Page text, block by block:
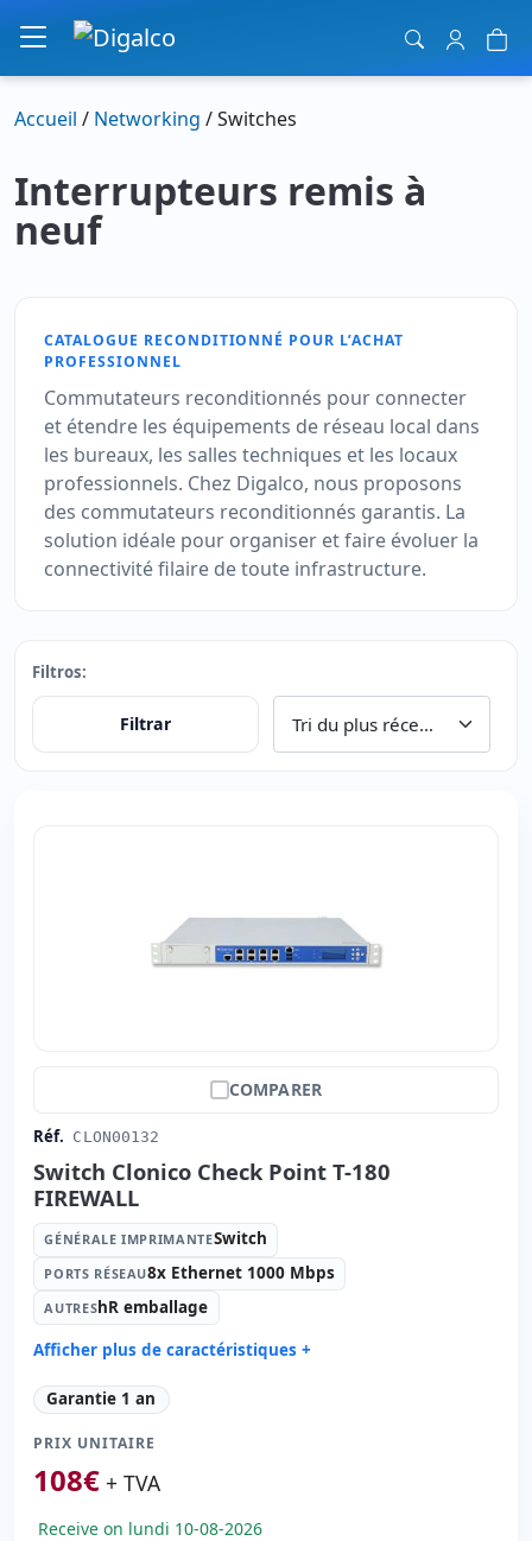
Navigation principale
Accueil / Networking / Switches
Interrupteurs remis à
neuf
CATALOGUE RECONDITIONNÉ POUR L’ACHAT
PROFESSIONNEL
Commutateurs reconditionnés pour connecter
et étendre les équipements de réseau local dans
les bureaux, les salles techniques et les locaux
professionnels. Chez Digalco, nous proposons
des commutateurs reconditionnés garantis. La
solution idéale pour organiser et faire évoluer la
connectivité filaire de toute infrastructure.
Filtros:
Filtrar
COMPARER
Réf. CLON00132
Switch Clonico Check Point T-180
FIREWALL
GÉNÉRALE IMPRIMANTESwitch
PORTS RÉSEAU8x Ethernet 1000 Mbps
AUTREShR emballage
Afficher plus de caractéristiques +
Générale imprimante:
Ports réseau: 8x Ethernet 1000 Mbps.
Autres: hR emballage
Dimensions:
Garantie 1 an
PRIX UNITAIRE
108€ + TVA
Receive on lundi 10-08-2026